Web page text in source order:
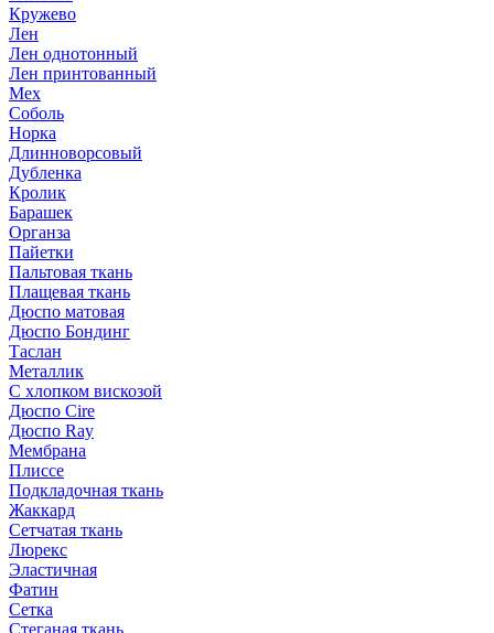
Кружево
Лен
Лен однотонный
Лен принтованный
Мех
Соболь
Норка
Длинноворсовый
Дубленка
Кролик
Барашек
Органза
Пайетки
Пальтовая ткань
Плащевая ткань
Дюспо матовая
Дюспо Бондинг
Таслан
Металлик
С хлопком вискозой
Дюспо Cire
Дюспо Ray
Мембрана
Плиссе
Подкладочная ткань
Жаккард
Сетчатая ткань
Люрекс
Эластичная
Фатин
Сетка
Стеганая ткань